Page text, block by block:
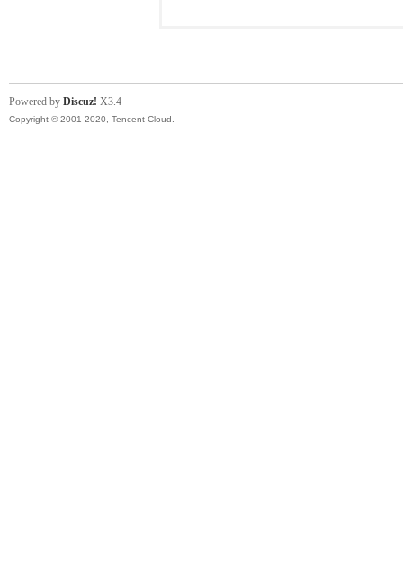
Powered by Discuz! X3.4
Copyright © 2001-2020, Tencent Cloud.